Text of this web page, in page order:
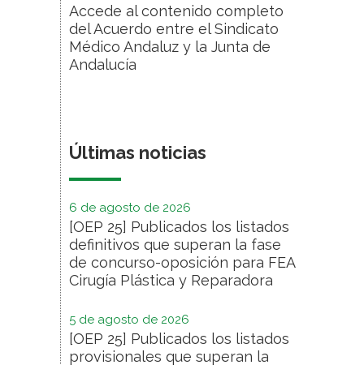
Accede al contenido completo
del Acuerdo entre el Sindicato
Médico Andaluz y la Junta de
Andalucía
Últimas noticias
6 de agosto de 2026
[OEP 25] Publicados los listados
definitivos que superan la fase
de concurso-oposición para FEA
Cirugía Plástica y Reparadora
5 de agosto de 2026
[OEP 25] Publicados los listados
provisionales que superan la